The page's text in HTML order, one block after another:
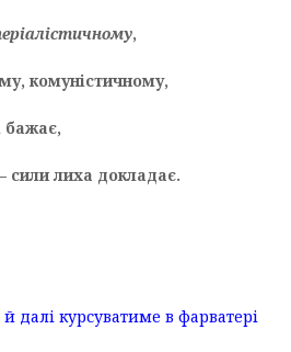
,
комуністичному,
бажає,
сили лиха докладає.
далі курсуватиме в фарватері